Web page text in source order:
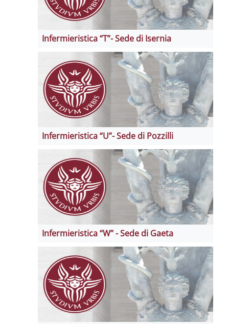
Infermieristica “T”- Sede di Isernia
Infermieristica “U”- Sede di Pozzilli
Infermieristica “W” - Sede di Gaeta